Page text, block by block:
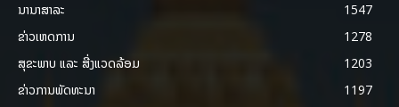
ນານາສາລະ
1547
ຂ່າວເຫດການ
1278
ສຸຂະພາບ ແລະ ສີ່ງແວດລ້ອມ
1203
ຂ່າວການພັດທະນາ
1197